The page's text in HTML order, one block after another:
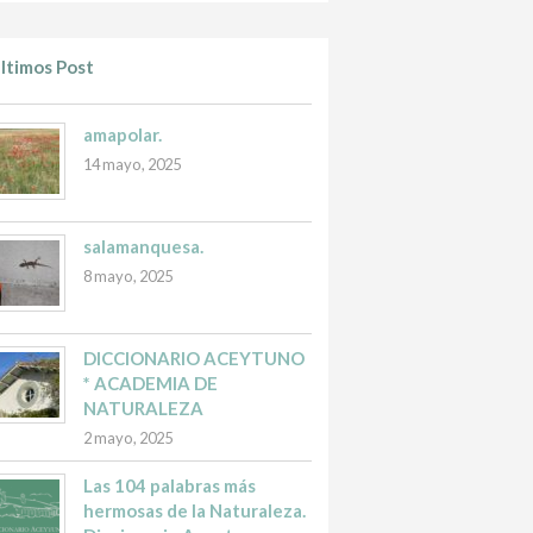
Post
amapolar.
14 mayo, 2025
salamanquesa.
8 mayo, 2025
DICCIONARIO ACEYTUNO
* ACADEMIA DE
NATURALEZA
2 mayo, 2025
Las 104 palabras más
hermosas de la Naturaleza.